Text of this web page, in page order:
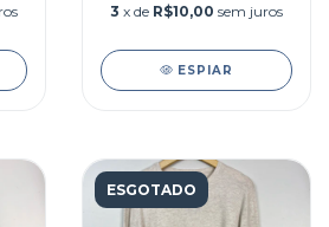
3 x de R$10,00 sem juros
ESPIAR
ESGOTADO